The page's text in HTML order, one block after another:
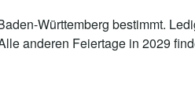
Württemberg bestimmt.
anderen Feiertage in 2029